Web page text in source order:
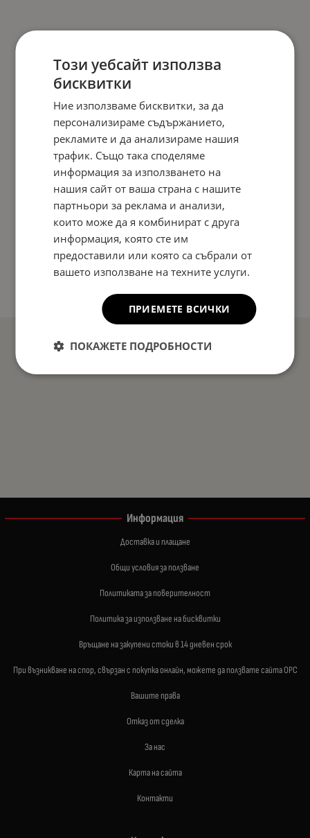
Информация
Доставка и плащане
Общи условия за ползване
Политиката за поверителност
Политика за използване на бисквитки
Връщане на закупени стоки в 14 дневен срок
При възникване на спор, свързан с покупка онлайн, можете да ползвате сайта ОРС
Вашите права
Отказ от сделка
За нас
Карта на сайта
Контакти
Този уебсайт използва
бисквитки
Ние използваме бисквитки, за да
персонализираме съдържанието,
рекламите и да анализираме нашия
трафик. Също така споделяме
информация за използването на
нашия сайт от ваша страна с нашите
партньори за реклама и анализи,
които може да я комбинират с друга
информация, която сте им
предоставили или която са събрали от
вашето използване на техните услуги.
ПРИЕМЕТЕ ВСИЧКИ
ПОКАЖЕТЕ ПОДРОБНОСТИ